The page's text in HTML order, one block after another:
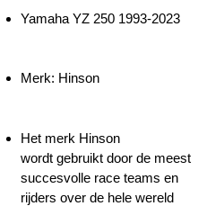
Yamaha YZ 250 1993-2023
Merk: Hinson
Het merk Hinson
wordt gebruikt door de meest
succesvolle race teams en
rijders over de hele wereld